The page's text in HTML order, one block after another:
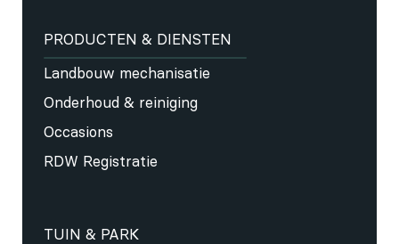
PRODUCTEN & DIENSTEN
Landbouw mechanisatie
Onderhoud & reiniging
Occasions
RDW Registratie
TUIN & PARK